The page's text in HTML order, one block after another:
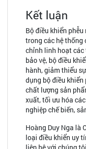
Kết luận
Bộ điều khiển
trong các hệ thống
chỉnh linh hoạt các
bảo vệ, bộ điều
hành, giảm thiểu
dụng bộ điều
chất lượng sản
xuất, tối ưu hóa
nghiệp chế biến,
Hoàng Duy Nga là
loại điều khiển uy
liên hệ với chúng